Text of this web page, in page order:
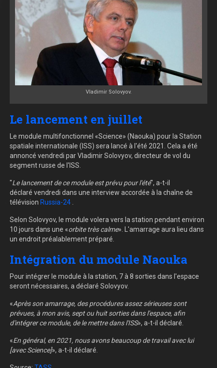
Vladimir Solovyov.
Le lancement en juillet
Le module multifonctionnel «Science» (Naouka) pour la Station
spatiale internationale (ISS) sera lancé à l'été 2021. Cela a été
annoncé vendredi par Vladimir Solovyov, directeur de vol du
segment russe de l'ISS.
"Le lancement de ce module est prévu pour l'été", a-t-il
déclaré vendredi dans une interview accordée à la chaîne de
télévision Russia-24
Selon Solovyov, le module volera vers la station pendant environ
10 jours dans une «orbite très calme». L'amarrage aura lieu dans
un endroit préalablement préparé.
Intégration du module Naouka
Pour intégrer le module à la station, 7 à 8 sorties dans l'espace
seront nécessaires, a déclaré Solovyov.
«Après son amarrage, des procédures assez sérieuses sont
prévues, à mon avis, sept ou huit sorties dans l'espace, afin
d'intégrer ce module, de le mettre dans l'ISS», a-t-il déclaré.
«En général, en 2021, nous avons beaucoup de travail avec lui
[avec Science]», a-t-il déclaré.